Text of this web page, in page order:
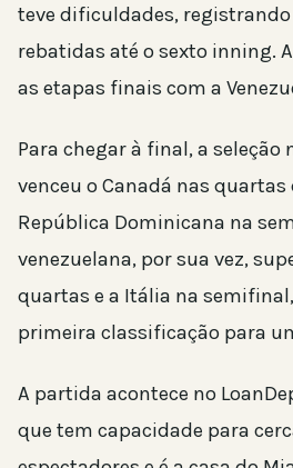
teve dificuldades,
rebatidas até o sexto inning.
as etapas finais com a
Para chegar à final, a
venceu o Canadá nas quartas
República Dominicana na
venezuelana, por sua vez,
quartas e a Itália na
primeira classificação para
A partida acontece no
que tem capacidade para